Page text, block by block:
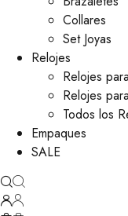
Collares
Set Joyas
Relojes
Relojes
Relojes
Todos los
Empaques
SALE